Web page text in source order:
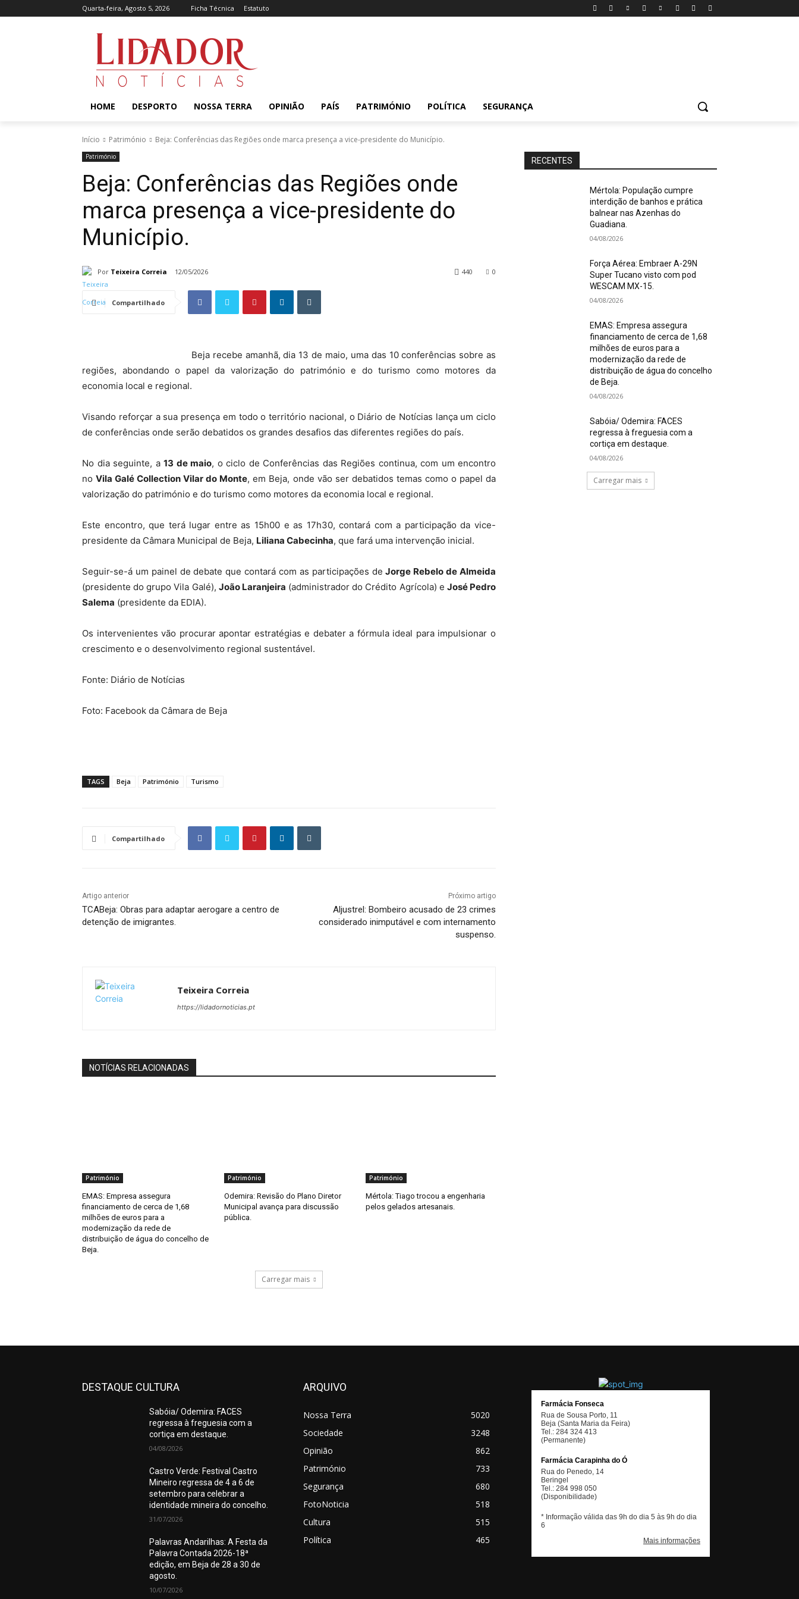
Quarta-feira, Agosto 5, 2026 Ficha Técnica Estatuto
HOME DESPORTO NOSSA TERRA OPINIÃO PAÍS PATRIMÓNIO POLÍTICA SEGURANÇA
Início Património Beja: Conferências das Regiões onde marca presença a vice-presidente do Município.
Património
Beja: Conferências das Regiões onde
marca presença a vice-presidente do
Município.
Por Teixeira Correia 12/05/2026 0
440
Compartilhado
Beja recebe amanhã, dia 13 de maio, uma das 10 conferências sobre as
regiões, abondando o papel da valorização do património e do turismo como motores da
economia local e regional.
Visando reforçar a sua presença em todo o território nacional, o Diário de Notícias lança um ciclo
de conferências onde serão debatidos os grandes desafios das diferentes regiões do país.
No dia seguinte, a 13 de maio, o ciclo de Conferências das Regiões continua, com um encontro
noVila Galé Collection Vilar do Monte, em Beja, onde vão ser debatidos temas como o papel da
valorização do património e do turismo como motores da economia local e regional.
Este encontro, que terá lugar entre as 15h00 e as 17h30, contará com a participação da vice-
presidente da Câmara Municipal de Beja, Liliana Cabecinha, que fará uma intervenção inicial.
Seguir-se-á um painel de debate que contará com as participações deJorge Rebelo de Almeida
(presidente do grupo Vila Galé), João Laranjeira (administrador do Crédito Agrícola) e José Pedro
Salema (presidente da EDIA).
Os intervenientes vão procurar apontar estratégias e debater a fórmula ideal para impulsionar o
crescimento e o desenvolvimento regional sustentável.
Fonte: Diário de Notícias
Foto: Facebook da Câmara de Beja
TAGS Beja Património Turismo
Compartilhado
Artigo anterior
TCABeja: Obras para adaptar aerogare a centro de
detenção de imigrantes.
Próximo artigo
Aljustrel: Bombeiro acusado de 23 crimes
considerado inimputável e com internamento
suspenso.
Teixeira Correia
https://lidadornoticias.pt
NOTÍCIAS RELACIONADAS
Património
EMAS: Empresa assegura
financiamento de cerca de 1,68
milhões de euros para a
modernização da rede de
distribuição de água do concelho de
Beja.
Património
Odemira: Revisão do Plano Diretor
Municipal avança para discussão
pública.
Património
Mértola: Tiago trocou a engenharia
pelos gelados artesanais.
Carregar mais
RECENTES
Mértola: População cumpre
interdição de banhos e prática
balnear nas Azenhas do
Guadiana.
04/08/2026
Força Aérea: Embraer A-29N
Super Tucano visto com pod
WESCAM MX-15.
04/08/2026
EMAS: Empresa assegura
financiamento de cerca de 1,68
milhões de euros para a
modernização da rede de
distribuição de água do concelho
de Beja.
04/08/2026
Sabóia/ Odemira: FACES
regressa à freguesia com a
cortiça em destaque.
04/08/2026
Carregar mais
DESTAQUE CULTURA
Sabóia/ Odemira: FACES
regressa à freguesia com a
cortiça em destaque.
04/08/2026
Castro Verde: Festival Castro
Mineiro regressa de 4 a 6 de
setembro para celebrar a
identidade mineira do concelho.
31/07/2026
Palavras Andarilhas: A Festa da
Palavra Contada 2026-18ª
edição, em Beja de 28 a 30 de
agosto.
10/07/2026
ARQUIVO
Nossa Terra
5020
Sociedade
3248
Opinião
862
Património
733
Segurança
680
FotoNoticia
518
Cultura
515
Política
465